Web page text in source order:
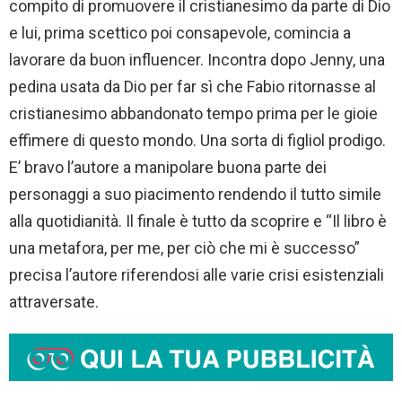
compito di promuovere il cristianesimo da parte di Dio
e lui, prima scettico poi consapevole, comincia a
lavorare da buon influencer. Incontra dopo Jenny, una
pedina usata da Dio per far sì che Fabio ritornasse al
cristianesimo abbandonato tempo prima per le gioie
effimere di questo mondo. Una sorta di figliol prodigo.
E’ bravo l’autore a manipolare buona parte dei
personaggi a suo piacimento rendendo il tutto simile
alla quotidianità. Il finale è tutto da scoprire e “Il libro è
una metafora, per me, per ciò che mi è successo”
precisa l’autore riferendosi alle varie crisi esistenziali
attraversate.